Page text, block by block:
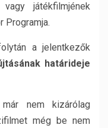
játékfilmjének
Programja.
a jelentkezők
határideje
nem kizárólag
még be nem